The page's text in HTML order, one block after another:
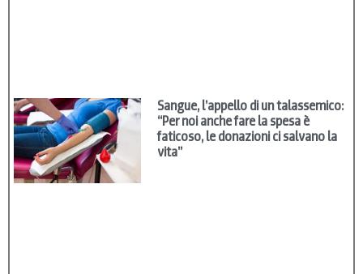
Sangue, l’appello di un talassemico:
“Per noi anche fare la spesa è
faticoso, le donazioni ci salvano la
vita”